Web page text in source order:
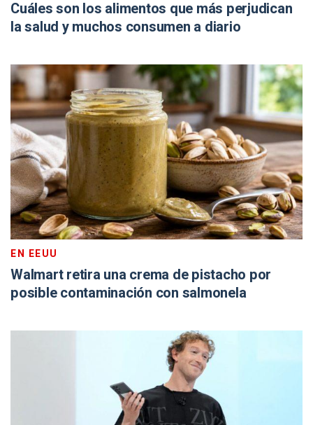
Cuáles son los alimentos que más perjudican
la salud y muchos consumen a diario
EN EEUU
Walmart retira una crema de pistacho por
posible contaminación con salmonela